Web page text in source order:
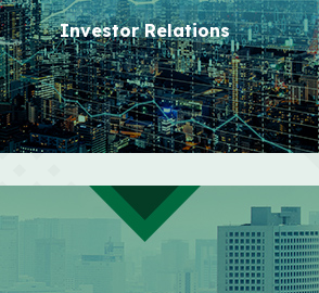
適時開示 自己株式消却の件
Investor Relations